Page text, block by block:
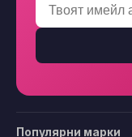
Популярни марки